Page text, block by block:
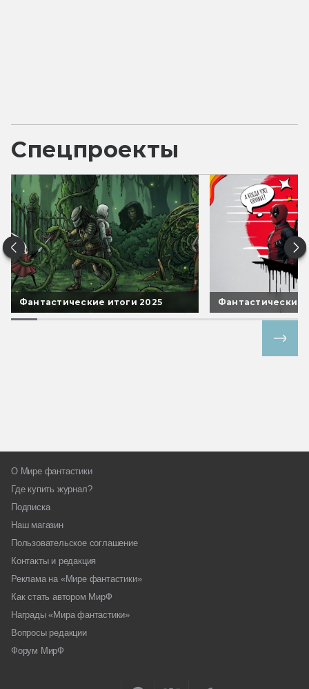
Спецпроекты
Фантастические итоги 2025 Фантастические
О Мире фантастики
Где купить журнал?
Подписка
Наш магазин
Пользовательское соглашение
Контакты и редакция
Реклама на «Мире фантастики»
Как стать автором МирФ
Награды «Мира фантастики»
Вопросы редакции
Форум МирФ